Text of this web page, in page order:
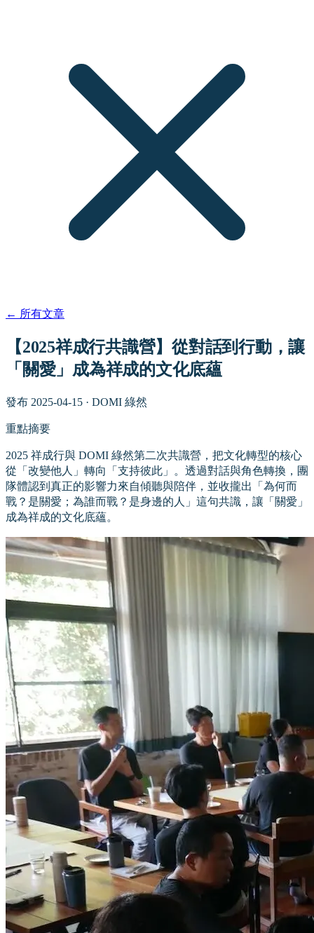
← 所有文章
【2025祥成行共識營】從對話到行動，讓
「關愛」成為祥成的文化底蘊
發布 2025-04-15 · DOMI 綠然
重點摘要
2025 祥成行與 DOMI 綠然第二次共識營，把文化轉型的核心
從「改變他人」轉向「支持彼此」。透過對話與角色轉換，團
隊體認到真正的影響力來自傾聽與陪伴，並收攏出「為何而
戰？是關愛；為誰而戰？是身邊的人」這句共識，讓「關愛」
成為祥成的文化底蘊。